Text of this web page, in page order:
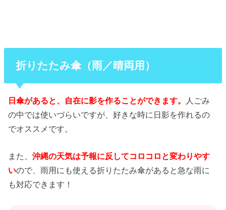
折りたたみ傘（雨／晴両用）
日傘があると、自在に影を作ることができます。
人ごみ
の中では使いづらいですが、好きな時に日影を作れるの
でオススメです。
また、沖縄の天気は予報に反してコロコロと変わりやす
いので、雨用にも使える折りたたみ傘があると急な雨に
も対応できます！